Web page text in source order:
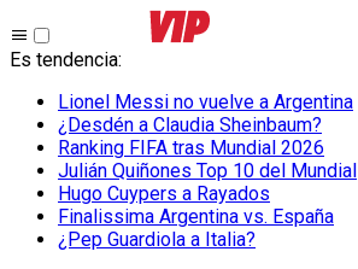
Es tendencia:
Lionel Messi no vuelve a Argentina
¿Desdén a Claudia Sheinbaum?
Ranking FIFA tras Mundial 2026
Julián Quiñones Top 10 del Mundial
Hugo Cuypers a Rayados
Finalissima Argentina vs. España
¿Pep Guardiola a Italia?